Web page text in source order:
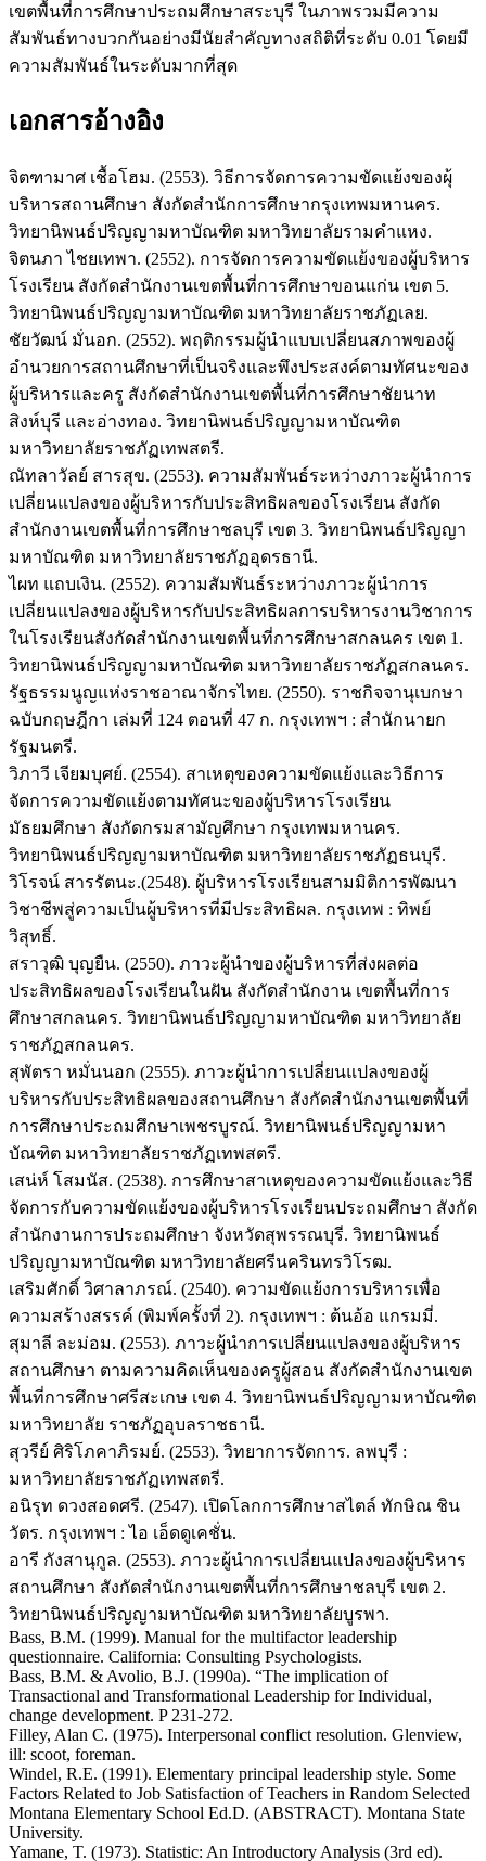
เขตพื้นที่การศึกษาประถมศึกษาสระบุรี ในภาพรวมมีความ
สัมพันธ์ทางบวกกันอย่างมีนัยสำคัญทางสถิติที่ระดับ 0.01 โดยมี
ความสัมพันธ์ในระดับมากที่สุด
เอกสารอ้างอิง
จิตฑามาศ เชื้อโฮม. (2553). วิธีการจัดการความขัดแย้งของผุ้
บริหารสถานศึกษา สังกัดสำนักการศึกษากรุงเทพมหานคร.
วิทยานิพนธ์ปริญญามหาบัณฑิต มหาวิทยาลัยรามคำแหง.
จิตนภา ไชยเทพา. (2552). การจัดการความขัดแย้งของผู้บริหาร
โรงเรียน สังกัดสำนักงานเขตพื้นที่การศึกษาขอนแก่น เขต 5.
วิทยานิพนธ์ปริญญามหาบัณฑิต มหาวิทยาลัยราชภัฏเลย.
ชัยวัฒน์ มั่นอก. (2552). พฤติกรรมผู้นำแบบเปลี่ยนสภาพของผู้
อำนวยการสถานศึกษาที่เป็นจริงและพึงประสงค์ตามทัศนะของ
ผู้บริหารและครู สังกัดสำนักงานเขตพื้นที่การศึกษาชัยนาท
สิงห์บุรี และอ่างทอง. วิทยานิพนธ์ปริญญามหาบัณฑิต
มหาวิทยาลัยราชภัฏเทพสตรี.
ณัทลาวัลย์ สารสุข. (2553). ความสัมพันธ์ระหว่างภาวะผู้นำการ
เปลี่ยนแปลงของผู้บริหารกับประสิทธิผลของโรงเรียน สังกัด
สำนักงานเขตพื้นที่การศึกษาชลบุรี เขต 3. วิทยานิพนธ์ปริญญา
มหาบัณฑิต มหาวิทยาลัยราชภัฏอุดรธานี.
ไผท แถบเงิน. (2552). ความสัมพันธ์ระหว่างภาวะผู้นำการ
เปลี่ยนแปลงของผู้บริหารกับประสิทธิผลการบริหารงานวิชาการ
ในโรงเรียนสังกัดสำนักงานเขตพื้นที่การศึกษาสกลนคร เขต 1.
วิทยานิพนธ์ปริญญามหาบัณฑิต มหาวิทยาลัยราชภัฏสกลนคร.
รัฐธรรมนูญแห่งราชอาณาจักรไทย. (2550). ราชกิจจานุเบกษา
ฉบับกฤษฎีกา เล่มที่ 124 ตอนที่ 47 ก. กรุงเทพฯ : สำนักนายก
รัฐมนตรี.
วิภาวี เจียมบุศย์. (2554). สาเหตุของความขัดแย้งและวิธีการ
จัดการความขัดแย้งตามทัศนะของผู้บริหารโรงเรียน
มัธยมศึกษา สังกัดกรมสามัญศึกษา กรุงเทพมหานคร.
วิทยานิพนธ์ปริญญามหาบัณฑิต มหาวิทยาลัยราชภัฏธนบุรี.
วิโรจน์ สารรัตนะ.(2548). ผู้บริหารโรงเรียนสามมิติการพัฒนา
วิชาชีพสู่ความเป็นผู้บริหารที่มีประสิทธิผล. กรุงเทพ : ทิพย์
วิสุทธิ์.
สราวุฒิ บุญยืน. (2550). ภาวะผู้นำของผู้บริหารที่ส่งผลต่อ
ประสิทธิผลของโรงเรียนในฝัน สังกัดสำนักงาน เขตพื้นที่การ
ศึกษาสกลนคร. วิทยานิพนธ์ปริญญามหาบัณฑิต มหาวิทยาลัย
ราชภัฏสกลนคร.
สุพัตรา หมั่นนอก (2555). ภาวะผู้นำการเปลี่ยนแปลงของผู้
บริหารกับประสิทธิผลของสถานศึกษา สังกัดสำนักงานเขตพื้นที่
การศึกษาประถมศึกษาเพชรบูรณ์. วิทยานิพนธ์ปริญญามหา
บัณฑิต มหาวิทยาลัยราชภัฏเทพสตรี.
เสน่ห์ โสมนัส. (2538). การศึกษาสาเหตุของความขัดแย้งและวิธี
จัดการกับความขัดแย้งของผู้บริหารโรงเรียนประถมศึกษา สังกัด
สำนักงานการประถมศึกษา จังหวัดสุพรรณบุรี. วิทยานิพนธ์
ปริญญามหาบัณฑิต มหาวิทยาลัยศรีนครินทรวิโรฒ.
เสริมศักดิ์ วิศาลาภรณ์. (2540). ความขัดแย้งการบริหารเพื่อ
ความสร้างสรรค์ (พิมพ์ครั้งที่ 2). กรุงเทพฯ : ต้นอ้อ แกรมมี่.
สุมาลี ละม่อม. (2553). ภาวะผู้นำการเปลี่ยนแปลงของผู้บริหาร
สถานศึกษา ตามความคิดเห็นของครูผู้สอน สังกัดสำนักงานเขต
พื้นที่การศึกษาศรีสะเกษ เขต 4. วิทยานิพนธ์ปริญญามหาบัณฑิต
มหาวิทยาลัย ราชภัฏอุบลราชธานี.
สุวรีย์ ศิริโภคาภิรมย์. (2553). วิทยาการจัดการ. ลพบุรี :
มหาวิทยาลัยราชภัฏเทพสตรี.
อนิรุท ดวงสอดศรี. (2547). เปิดโลกการศึกษาสไตล์ ทักษิณ ชิน
วัตร. กรุงเทพฯ : ไอ เอ็ดดูเคชั่น.
อารี กังสานุกูล. (2553). ภาวะผู้นำการเปลี่ยนแปลงของผู้บริหาร
สถานศึกษา สังกัดสำนักงานเขตพื้นที่การศึกษาชลบุรี เขต 2.
วิทยานิพนธ์ปริญญามหาบัณฑิต มหาวิทยาลัยบูรพา.
Bass, B.M. (1999). Manual for the multifactor leadership
questionnaire. California: Consulting Psychologists.
Bass, B.M. & Avolio, B.J. (1990a). “The implication of
Transactional and Transformational Leadership for Individual,
change development. P 231-272.
Filley, Alan C. (1975). Interpersonal conflict resolution. Glenview,
ill: scoot, foreman.
Windel, R.E. (1991). Elementary principal leadership style. Some
Factors Related to Job Satisfaction of Teachers in Random Selected
Montana Elementary School Ed.D. (ABSTRACT). Montana State
University.
Yamane, T. (1973). Statistic: An Introductory Analysis (3rd ed).